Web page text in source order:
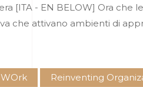
[ITA - EN BELOW] Ora che
che attivano ambienti di
Reinventing